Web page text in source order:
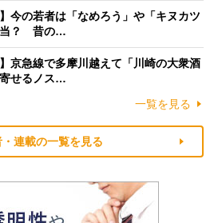
今の若者は「なめろう」や「キヌカツ
当？ 昔の…
京急線で多摩川越えて「川崎の大衆酒
せるノス…
一覧を見る
連載の一覧を見る